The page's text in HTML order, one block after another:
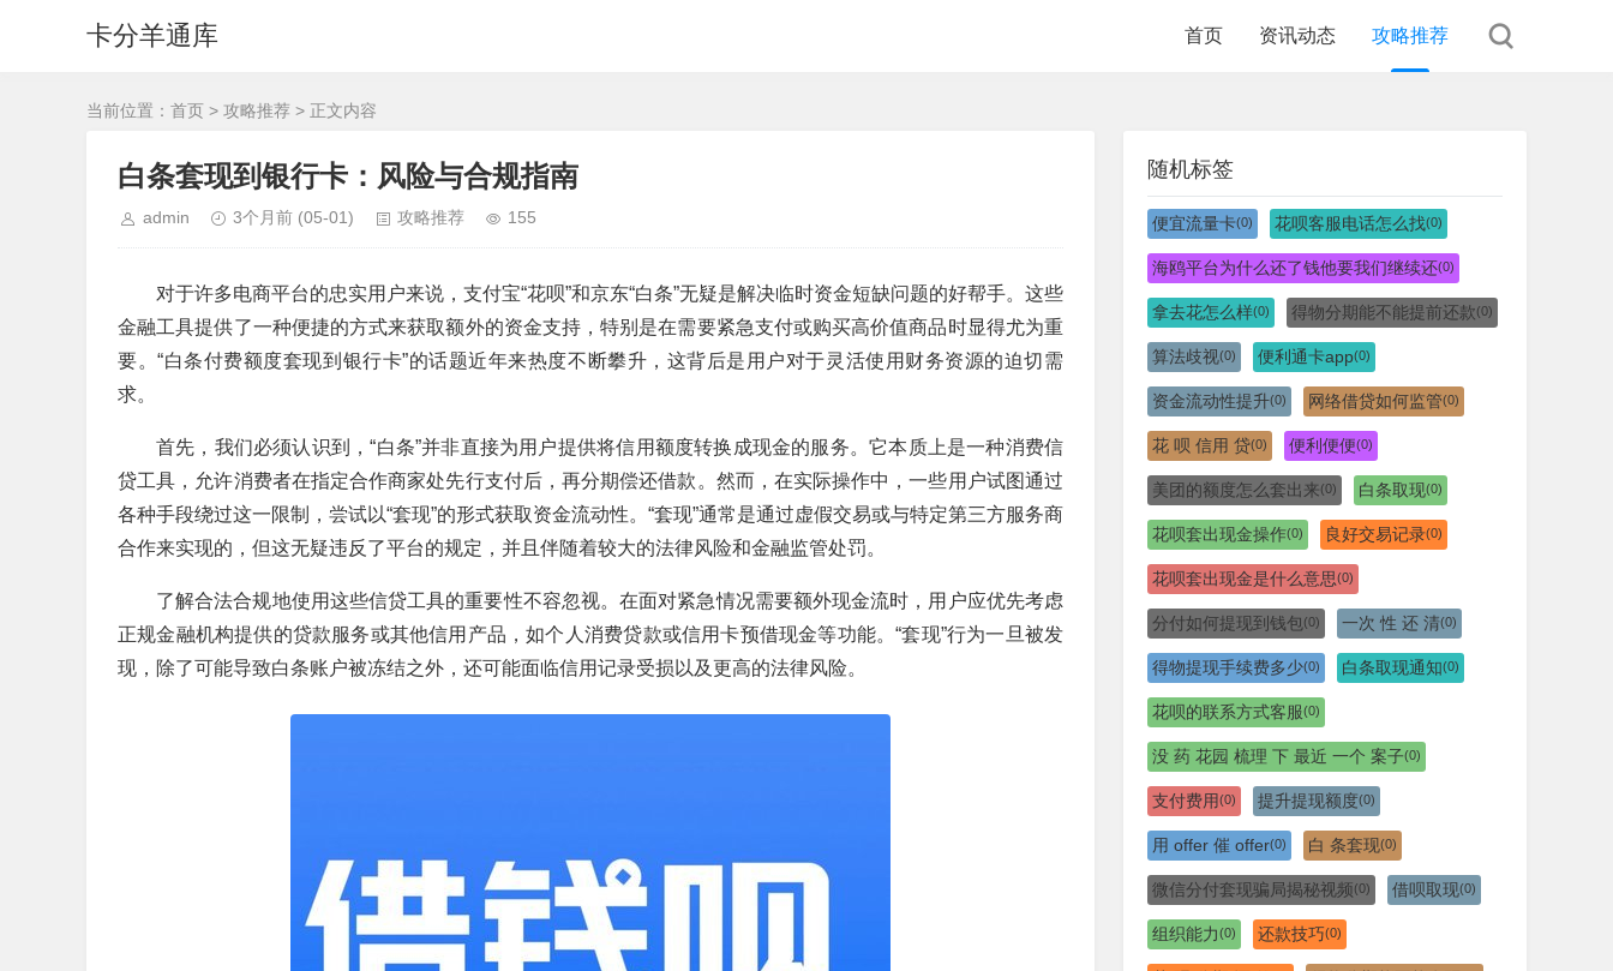
卡分羊通库 首页 资讯动态 攻略推荐
当前位置： 首页 > 攻略推荐 > 正文内容
白条套现到银行卡：风险与合规指南
admin 3个月前 (05-01) 攻略推荐 155
对于许多电商平台的忠实用户来说，支付宝“花呗”和京东“白条”无疑是解决临时资金短缺问题的好帮手。这些
金融工具提供了一种便捷的方式来获取额外的资金支持，特别是在需要紧急支付或购买高价值商品时显得尤为重
要。“白条付费额度套现到银行卡”的话题近年来热度不断攀升，这背后是用户对于灵活使用财务资源的迫切需
求。
首先，我们必须认识到，“白条”并非直接为用户提供将信用额度转换成现金的服务。它本质上是一种消费信
贷工具，允许消费者在指定合作商家处先行支付后，再分期偿还借款。然而，在实际操作中，一些用户试图通过
各种手段绕过这一限制，尝试以“套现”的形式获取资金流动性。“套现”通常是通过虚假交易或与特定第三方服务商
合作来实现的，但这无疑违反了平台的规定，并且伴随着较大的法律风险和金融监管处罚。
了解合法合规地使用这些信贷工具的重要性不容忽视。在面对紧急情况需要额外现金流时，用户应优先考虑
正规金融机构提供的贷款服务或其他信用产品，如个人消费贷款或信用卡预借现金等功能。“套现”行为一旦被发
现，除了可能导致白条账户被冻结之外，还可能面临信用记录受损以及更高的法律风险。
随机标签
便宜流量卡(0) 花呗客服电话怎么找(0)
海鸥平台为什么还了钱他要我们继续还(0)
拿去花怎么样(0) 得物分期能不能提前还款(0)
算法歧视(0) 便利通卡app(0)
资金流动性提升(0) 网络借贷如何监管(0)
花 呗 信用 贷(0) 便利便便(0)
美团的额度怎么套出来(0) 白条取现(0)
花呗套出现金操作(0) 良好交易记录(0)
花呗套出现金是什么意思(0)
分付如何提现到钱包 (0) 一次 性 还 清(0)
得物提现手续费多少(0) 白条取现通知(0)
花呗的联系方式客服(0)
没 药 花园 梳理 下 最近 一个 案子(0)
支付费用(0) 提升提现额度(0)
用 offer 催 offer(0) 白 条套现(0)
微信分付套现骗局揭秘视频(0) 借呗取现(0)
组织能力(0) 还款技巧(0)